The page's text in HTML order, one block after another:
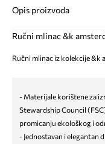
Opis proizvoda
Ručni mlinac &k
Ručni mlinac iz kolekcije &k
- Materijale korištene za
Stewardship Council
promicanju ekološkog i
- Jednostavan i elegantan